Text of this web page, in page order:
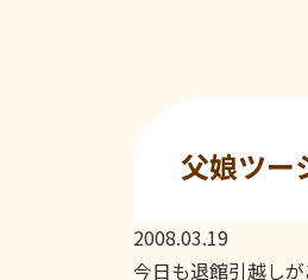
父娘ツー
2008.03.19
今日も退館引越しが